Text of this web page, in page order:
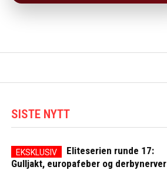
SISTE NYTT
Eliteserien runde 17:
Gulljakt, europafeber og derbynerver